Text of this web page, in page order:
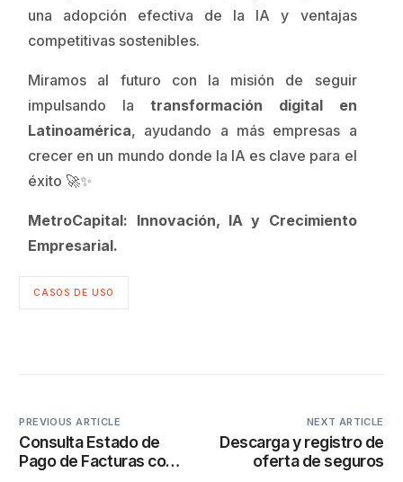
una adopción efectiva de la IA y ventajas
competitivas sostenibles.
Miramos al futuro con la misión de seguir
impulsando la transformación digital en
Latinoamérica, ayudando a más empresas a
crecer en un mundo donde la IA es clave para el
éxito 🚀✨
MetroCapital: Innovación, IA y Crecimiento
Empresarial.
CASOS DE USO
PREVIOUS ARTICLE
Consulta Estado de
Pago de Facturas con
NEXT ARTICLE
Descarga y registro de
oferta de seguros